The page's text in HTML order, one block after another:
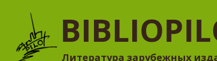
Литература зарубежных